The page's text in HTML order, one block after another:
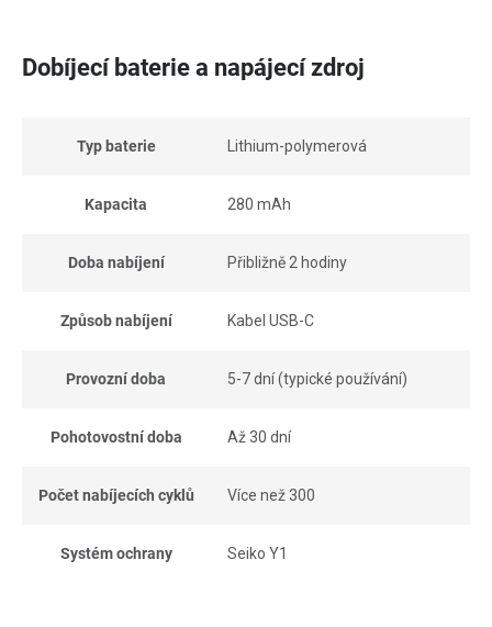
Dobíjecí baterie a napájecí zdroj
Typ baterie Lithium-polymerová
Kapacita 280 mAh
Doba nabíjení Přibližně 2 hodiny
Způsob nabíjení Kabel USB-C
Provozní doba 5-7 dní (typické používání)
Pohotovostní doba Až 30 dní
Počet nabíjecích cyklů Více než 300
Systém ochrany Seiko Y1